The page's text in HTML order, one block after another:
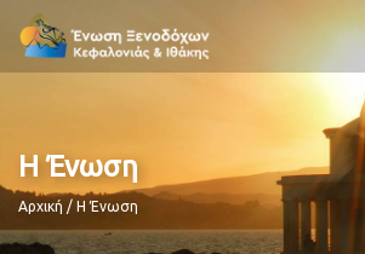
Η Ένωση
Breadcrumb
Αρχική Η Ένωση